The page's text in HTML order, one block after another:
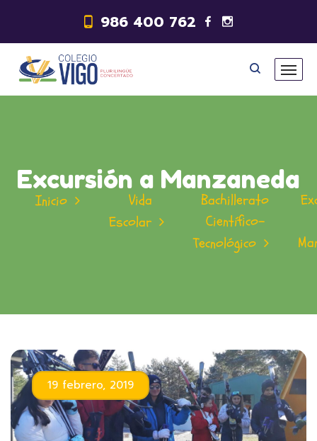
986 400 762
Excursión a Manzaneda
Inicio
Vida
Escolar
Bachillerato
Científico-
Tecnológico
19 febrero, 2019